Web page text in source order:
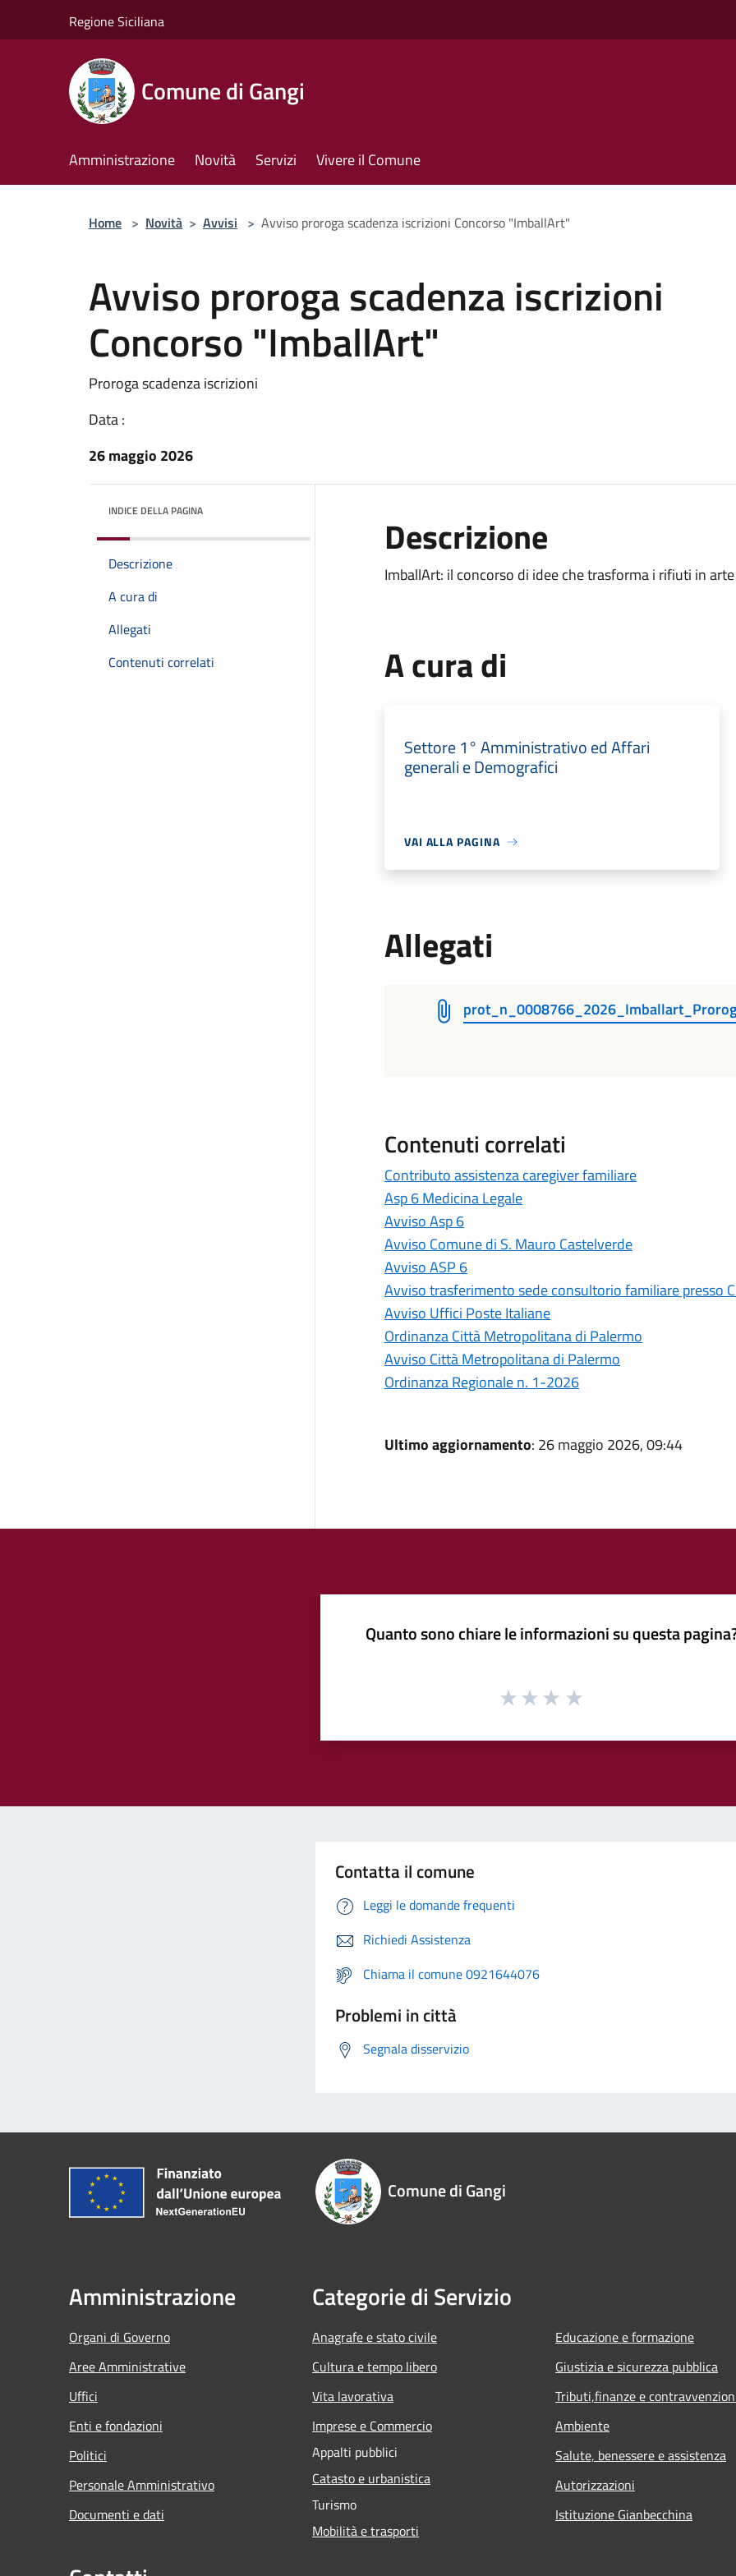
Regione Siciliana
Comune di Gangi
Amministrazione Novità Servizi Vivere il Comune
Home > Novità > Avvisi > Avviso proroga scadenza iscrizioni Concorso "ImballArt"
Avviso proroga scadenza iscrizioni
Concorso "ImballArt"
Proroga scadenza iscrizioni
Data :
26 maggio 2026
INDICE DELLA PAGINA
Descrizione
A cura di
Allegati
Contenuti correlati
Descrizione
ImballArt: il concorso di idee che trasforma i rifiuti in arte
A cura di
Settore 1° Amministrativo ed Affari
generali e Demografici
VAI ALLA PAGINA
Allegati
Contenuti correlati
Contributo assistenza caregiver familiare
Asp 6 Medicina Legale
Avviso Asp 6
Avviso Comune di S. Mauro Castelverde
Avviso ASP 6
Avviso trasferimento sede consultorio familiare presso
Avviso Uffici Poste Italiane
Ordinanza Città Metropolitana di Palermo
Avviso Città Metropolitana di Palermo
Ordinanza Regionale n. 1-2026
Ultimo aggiornamento: 26 maggio 2026, 09:44
Quanto sono chiare le informazioni su questa
Contatta il comune
Leggi le domande frequenti
Richiedi Assistenza
Chiama il comune 0921644076
Problemi in città
Segnala disservizio
Comune di Gangi
Amministrazione
Organi di Governo
Aree Amministrative
Uffici
Enti e fondazioni
Politici
Personale Amministrativo
Documenti e dati
Categorie di Servizio
Anagrafe e stato civile
Cultura e tempo libero
Vita lavorativa
Imprese e Commercio
Appalti pubblici
Catasto e urbanistica
Turismo
Mobilità e trasporti
Educazione e formazione
Giustizia e sicurezza pubblica
Tributi,finanze e
Ambiente
Salute, benessere e assistenza
Autorizzazioni
Istituzione Gianbecchina